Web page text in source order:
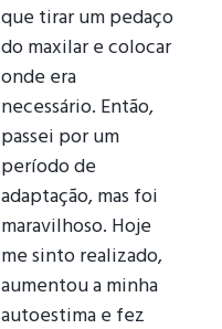
que tirar um pedaço
do maxilar e colocar
onde era
necessário. Então,
passei por um
período de
adaptação, mas foi
maravilhoso. Hoje
me sinto realizado,
aumentou a minha
autoestima e fez